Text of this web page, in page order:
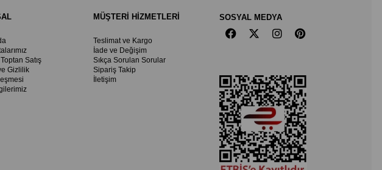
Satış
Gizlilik
MÜŞTERİ HİZMETLERİ
Teslimat ve Kargo
İade ve Değişim
Sıkça Sorulan Sorular
Sipariş Takip
İletişim
SOSYAL MEDYA